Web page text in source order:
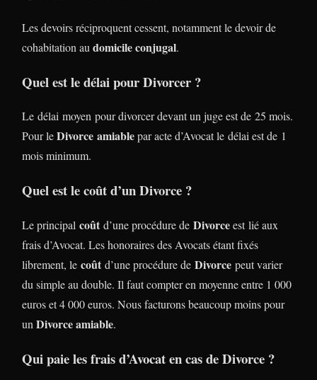
Les devoirs réciproquent cessent, notamment le devoir de
cohabitation au domicile conjugal.
Quel est le délai pour Divorcer ?
Le délai moyen pour divorcer devant un juge est de 25 mois.
Pour leDivorce amiablepar acte d’Avocat le délai est de 1
mois minimum.
Quel est le coût d’un Divorce ?
Le principal coût d’une procédure de Divorceest lié aux
frais d’Avocat. Les honoraires des Avocats étant fixés
librement, le coût d’une procédure de Divorce peut varier
du simple au double. Il faut compter en moyenne entre 1 000
euros et 4 000 euros. Nous facturons beaucoup moins pour
un Divorce amiable.
Qui paie les frais d’Avocat en cas de Divorce ?